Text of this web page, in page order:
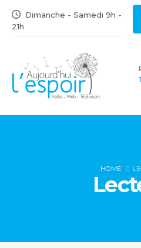
Dimanche - Samedi 9h -
21h
HOME